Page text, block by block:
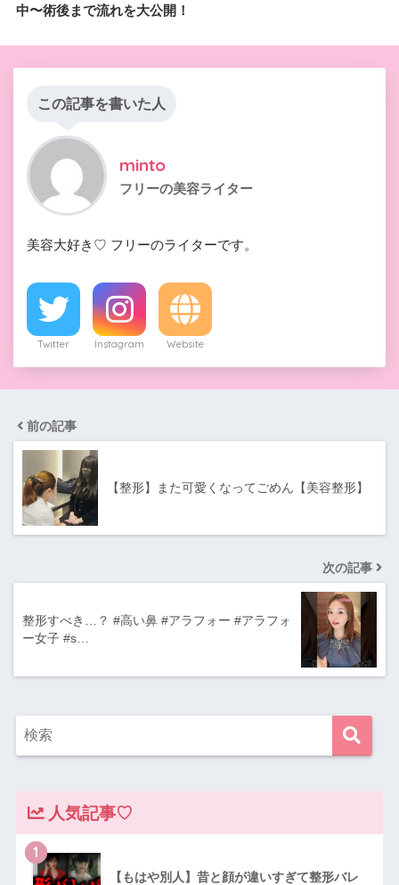
中〜術後まで流れを大公開！
この記事を書いた人
minto
フリーの美容ライター
美容大好き♡ フリーのライターです。
Twitter Instagram Website
前の記事
【整形】また可愛くなってごめん【美容整形】
次の記事
整形すべき…？ #高い鼻 #アラフォー #アラフォ
ー女子 #s…
人気記事♡
1
【もはや別人】昔と顔が違いすぎて整形バレ